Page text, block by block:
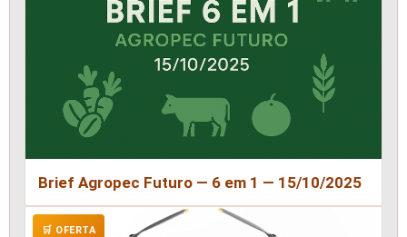
Brief Agropec Futuro — 6 em 1 — 15/10/2025
🛒 OFERTA